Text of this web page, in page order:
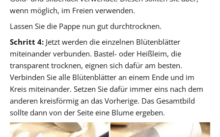
wenn möglich, im Freien verwenden.
Lassen Sie die Pappe nun gut durchtrocknen.
Schritt 4: Jetzt werden die einzelnen Blütenblätter
miteinander verbunden. Bastel- oder Heißleim, die
transparent trocknen, eignen sich dafür am besten.
Verbinden Sie alle Blütenblätter an einem Ende und im
Kreis miteinander. Setzen Sie dafür immer eins nach dem
anderen kreisförmig an das Vorherige. Das Gesamtbild
sollte dann von der Seite eine Blume ergeben.